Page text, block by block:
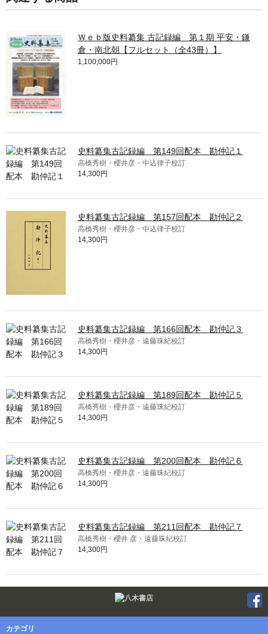
Ｗｅｂ版史料纂集 古記録編 第１期 平安・鎌
倉・南北朝【フルセット（全43冊）】
1,100,000円
史料纂集古記録編 第149回配本 勘仲記１
高橋秀樹・櫻井彦・中込律子校訂
14,300円
史料纂集古記録編 第157回配本 勘仲記２
高橋秀樹・櫻井彦・中込律子校訂
14,300円
史料纂集古記録編 第166回配本 勘仲記３
高橋秀樹・櫻井彦・遠藤珠紀校訂
14,300円
史料纂集古記録編 第189回配本 勘仲記５
高橋秀樹・櫻井彦・遠藤珠紀校訂
14,300円
史料纂集古記録編 第200回配本 勘仲記６
高橋秀樹・櫻井彦・遠藤珠紀校訂
14,300円
史料纂集古記録編 第211回配本 勘仲記７
高橋秀樹・櫻井 彦・遠藤珠紀校訂
14,300円
Twitter
カテゴリ